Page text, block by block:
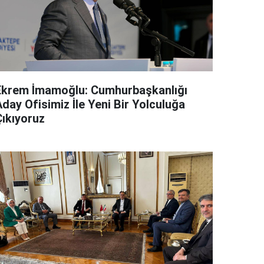
İmamoğlu: Cumhurbaşkanlığı
Ofisimiz İle Yeni Bir Yolculuğa